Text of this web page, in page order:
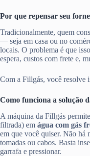
Por que repensar seu
Tradicionalmente, quem
— seja em casa ou no
locais. O problema é que
espera, custos com frete e,
Com a Fillgás, você resolve
Como funciona a solução
A máquina da Fillgás
filtrada) em água com gás
em que você quiser. Não há
tomadas ou cabos. Basta
garrafa e pressionar.